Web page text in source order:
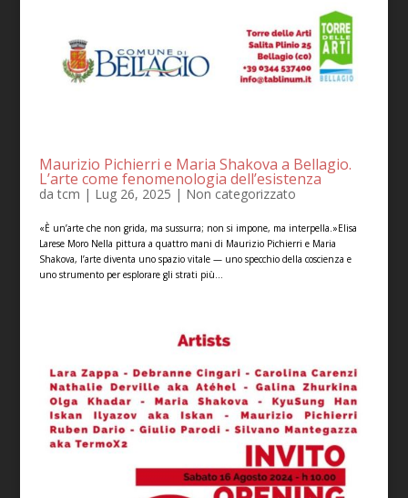
Maurizio Pichierri e Maria Shakova a Bellagio.
L’arte come fenomenologia dell’esistenza
datcm | Lug 26, 2025 | Non categorizzato
«È un’arte che non grida, ma sussurra; non si impone, ma interpella.»Elisa
Larese Moro Nella pittura a quattro mani di Maurizio Pichierri e Maria
Shakova, l’arte diventa uno spazio vitale — uno specchio della coscienza e
uno strumento per esplorare gli strati più...